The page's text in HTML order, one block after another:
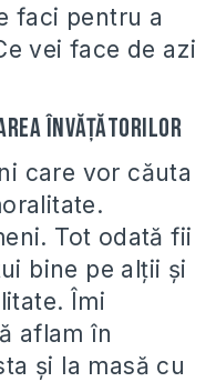
faci pentru a
vei face de azi
învăţătorilor
care vor căuta
Tot odată fii
bine pe alţii şi
Îmi
aflam în
şi la masă cu